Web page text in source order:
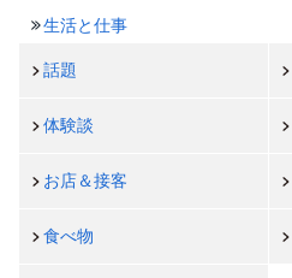
生活と仕事
話題
体験談
お店＆接客
食べ物